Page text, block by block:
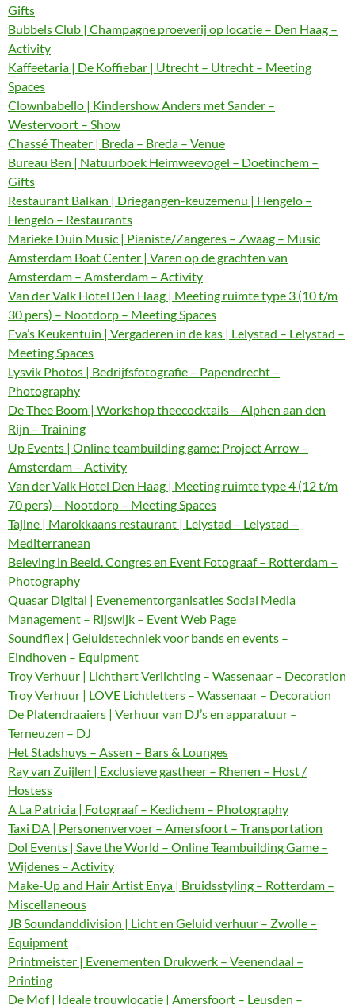
Gifts
Bubbels Club | Champagne proeverij op locatie – Den Haag –
Activity
Kaffeetaria | De Koffiebar | Utrecht – Utrecht – Meeting
Spaces
Clownbabello | Kindershow Anders met Sander –
Westervoort – Show
Chassé Theater | Breda – Breda – Venue
Bureau Ben | Natuurboek Heimweevogel – Doetinchem –
Gifts
Restaurant Balkan | Driegangen-keuzemenu | Hengelo –
Hengelo – Restaurants
Marieke Duin Music | Pianiste/Zangeres – Zwaag – Music
Amsterdam Boat Center | Varen op de grachten van
Amsterdam – Amsterdam – Activity
Van der Valk Hotel Den Haag | Meeting ruimte type 3 (10 t/m
30 pers) – Nootdorp – Meeting Spaces
Eva’s Keukentuin | Vergaderen in de kas | Lelystad – Lelystad –
Meeting Spaces
Lysvik Photos | Bedrijfsfotografie – Papendrecht –
Photography
De Thee Boom | Workshop theecocktails – Alphen aan den
Rijn – Training
Up Events | Online teambuilding game: Project Arrow –
Amsterdam – Activity
Van der Valk Hotel Den Haag | Meeting ruimte type 4 (12 t/m
70 pers) – Nootdorp – Meeting Spaces
Tajine | Marokkaans restaurant | Lelystad – Lelystad –
Mediterranean
Beleving in Beeld. Congres en Event Fotograaf – Rotterdam –
Photography
Quasar Digital | Evenementorganisaties Social Media
Management – Rijswijk – Event Web Page
Soundflex | Geluidstechniek voor bands en events –
Eindhoven – Equipment
Troy Verhuur | Lichthart Verlichting – Wassenaar – Decoration
Troy Verhuur | LOVE Lichtletters – Wassenaar – Decoration
De Platendraaiers | Verhuur van DJ’s en apparatuur –
Terneuzen – DJ
Het Stadshuys – Assen – Bars & Lounges
Ray van Zuijlen | Exclusieve gastheer – Rhenen – Host /
Hostess
A La Patricia | Fotograaf – Kedichem – Photography
Taxi DA | Personenvervoer – Amersfoort – Transportation
Dol Events | Save the World – Online Teambuilding Game –
Wijdenes – Activity
Make-Up and Hair Artist Enya | Bruidsstyling – Rotterdam –
Miscellaneous
JB Soundanddivision | Licht en Geluid verhuur – Zwolle –
Equipment
Printmeister | Evenementen Drukwerk – Veenendaal –
Printing
De Mof | Ideale trouwlocatie | Amersfoort – Leusden –